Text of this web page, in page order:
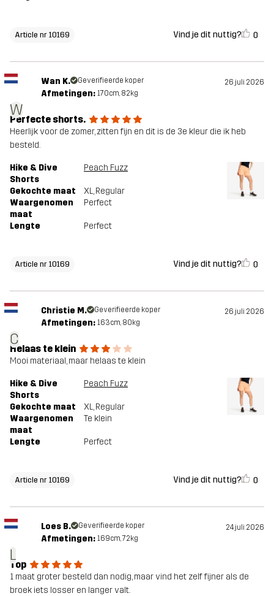
Article nr 10169 Vind je dit nuttig? 0
W
Wan K. Geverifieerde koper 26 juli 2026
Afmetingen: 170cm, 82kg
Perfecte shorts.
Heerlijk voor de zomer, zitten fijn en dit is de 3e kleur die ik heb
besteld.
Hike & Dive
Shorts
Peach Fuzz
Gekochte maat XL, Regular
Waargenomen
maat
Perfect
Lengte Perfect
Article nr 10169 Vind je dit nuttig? 0
C
Christie M. Geverifieerde koper 26 juli 2026
Afmetingen: 163cm, 80kg
Helaas te klein
Mooi materiaal, maar helaas te klein
Hike & Dive
Shorts
Peach Fuzz
Gekochte maat XL, Regular
Waargenomen
maat
Te klein
Lengte Perfect
Article nr 10169 Vind je dit nuttig? 0
L
Loes B. Geverifieerde koper 24 juli 2026
Afmetingen: 169cm, 72kg
Top
1 maat groter besteld dan nodig, maar vind het zelf fijner als de
broek iets losser en langer valt.